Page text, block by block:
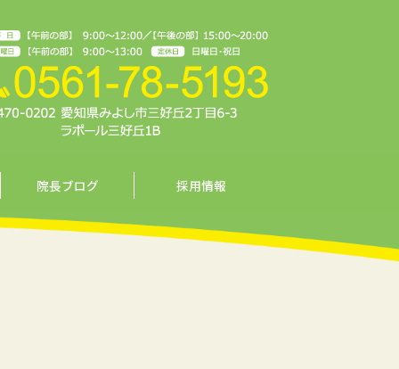
院長ブログ 採用情報